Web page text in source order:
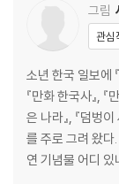
그림
관심
소년 한국 일보에
『만화 한국사』,
은 나라』, 『덤벙
를 주로 그려 왔다
연 기념물 어디 있